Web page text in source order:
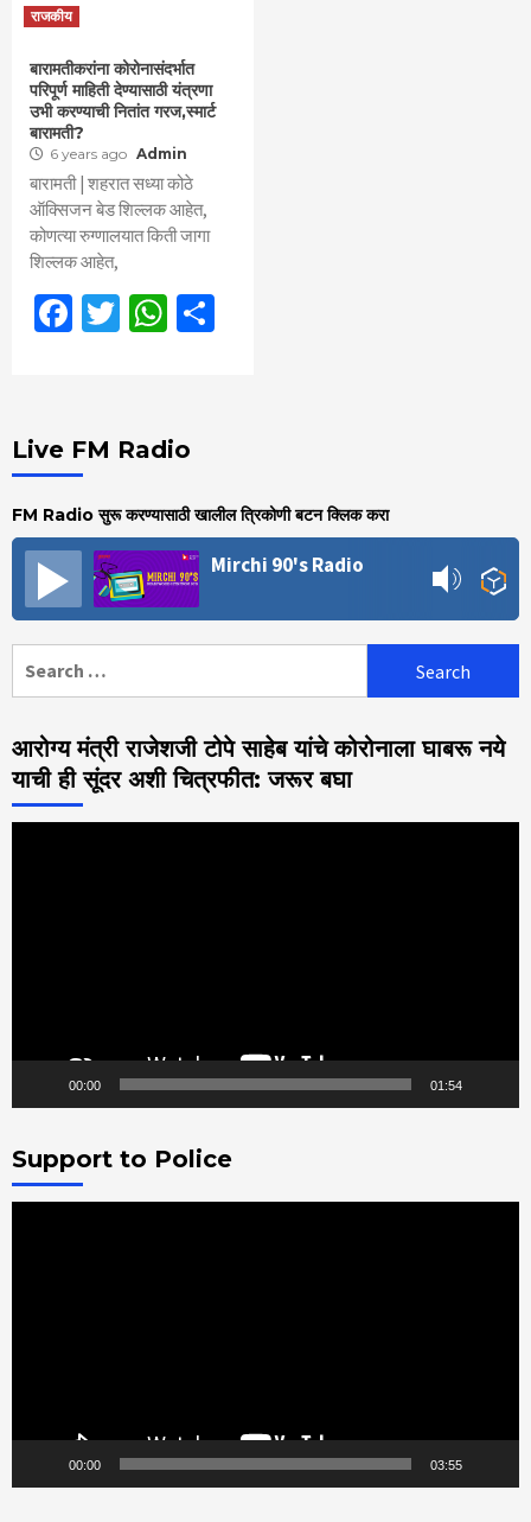
राजकीय
बारामतीकरांना कोरोनासंदर्भात
परिपूर्ण माहिती देण्यासाठी यंत्रणा
उभी करण्याची नितांत गरज,स्मार्ट
बारामती?
6 years ago Admin
बारामती | शहरात सध्या कोठे
ऑक्‍सिजन बेड शिल्लक आहेत,
कोणत्या रुग्णालयात किती जागा
शिल्लक आहेत,
Facebook
TwitterWhatsApp
Live FM Radio
FM Radio सुरू करण्यासाठी खालील त्रिकोणी बटन क्लिक करा
Mirchi 90's Radio
आरोग्य मंत्री राजेशजी टोपे साहेब यांचे कोरोनाला घाबरू नये
याची ही सूंदर अशी चित्रफीत: जरूर बघा
00:00 01:54
Support to Police
00:00 03:55